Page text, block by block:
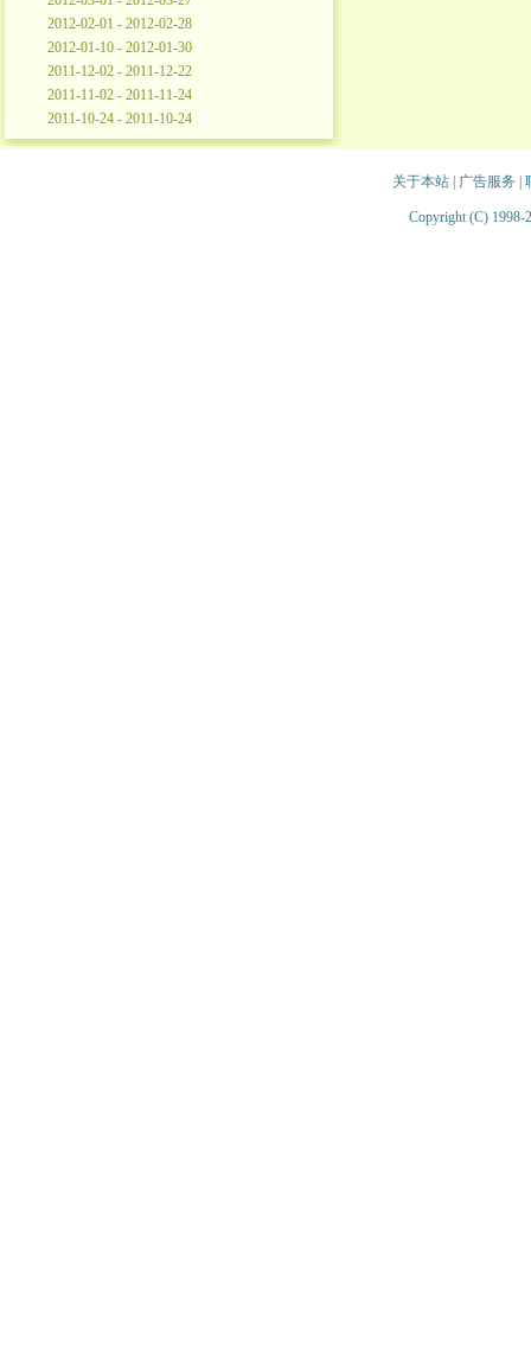
2012-02-01 - 2012-02-28
2012-01-10 - 2012-01-30
2011-12-02 - 2011-12-22
2011-11-02 - 2011-11-24
2011-10-24 - 2011-10-24
关于本站| 广告服务
Copyright (C) 1998-